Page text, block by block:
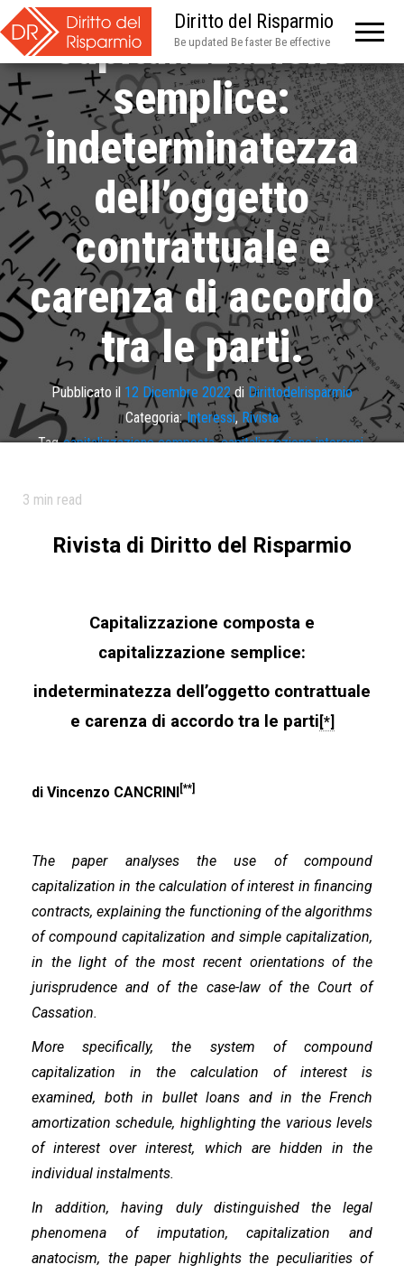
Diritto del Risparmio
Be updated Be faster Be effective
capitalizzazione
semplice:
indeterminatezza
dell’oggetto
contrattuale e
carenza di accordo
tra le parti.
Pubblicato il 12 Dicembre 2022di Dirittodelrisparmio
Categoria: Interessi,Rivista
Tag capitalizzazione composta,capitalizzazione interessi,
3 min read
Rivista di Diritto del Risparmio
Capitalizzazione composta e
capitalizzazione semplice:
indeterminatezza dell’oggetto contrattuale
e carenza di accordo tra le parti [*]
di Vincenzo CANCRINI[**]
The paper analyses the use of compound
capitalization in the calculation of interest in financing
contracts, explaining the functioning of the algorithms
of compound capitalization and simple capitalization,
in the light of the most recent orientations of the
jurisprudence and of the case-law of the Court of
Cassation.
More specifically, the system of compound
capitalization in the calculation of interest is
examined, both in bullet loans and in the French
amortization schedule, highlighting the various levels
of interest over interest, which are hidden in the
individual instalments.
In addition, having duly distinguished the legal
phenomena of imputation, capitalization and
anatocism, the paper highlights the peculiarities of